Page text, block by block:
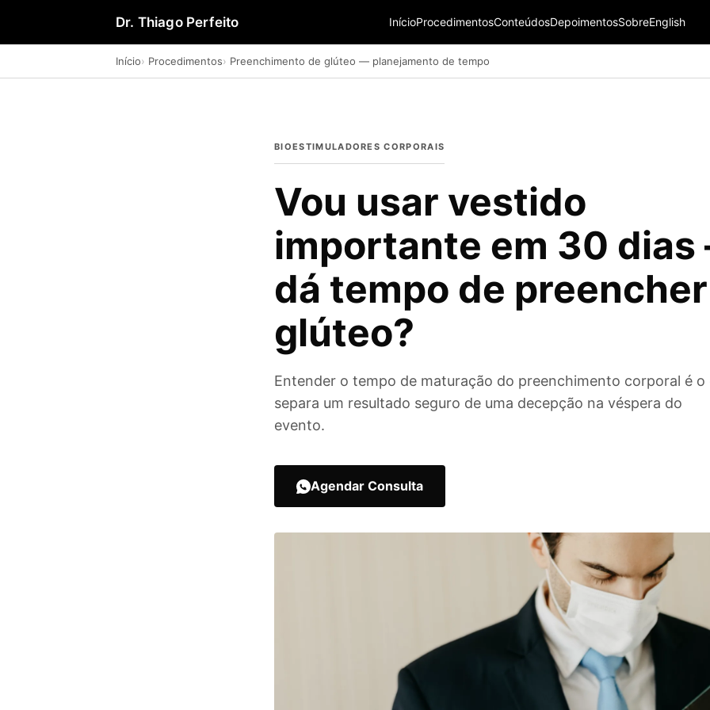
Dr. Thiago Perfeito InícioProcedimentosConteúdosDepoimentosSobreEnglish
Início Procedimentos Preenchimento de glúteo — planejamento de tempo
BIOESTIMULADORES CORPORAIS
Vou usar vestido
importante em 30
dá tempo de preencher
glúteo?
Entender o tempo de maturação do preenchimento corporal é o
separa um resultado seguro de uma decepção na véspera do
evento.
Agendar Consulta